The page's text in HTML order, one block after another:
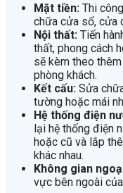
Mặt tiền: Thi
chữa cửa sổ, cửa
Nội thất: Tiến
thất, phong cách
sẽ kèm theo
phòng khách.
Kết cấu: Sửa
tường hoặc mái
Hệ thống điện
lại hệ thống điện
hoặc cũ và lắp
khác nhau.
Không gian
vực bên ngoài